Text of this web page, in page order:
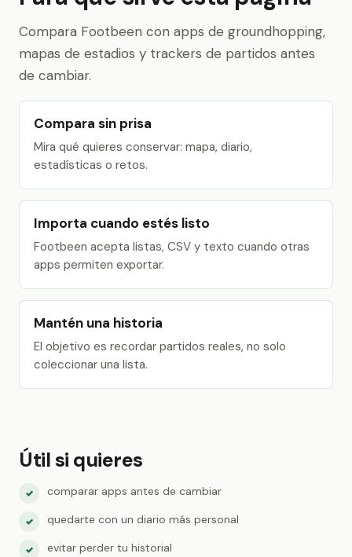
Compara Footbeen con apps de groundhopping,
mapas de estadios y trackers de partidos antes
de cambiar.
Compara sin prisa
Mira qué quieres conservar: mapa, diario,
estadísticas o retos.
Importa cuando estés listo
Footbeen acepta listas, CSV y texto cuando otras
apps permiten exportar.
Mantén una historia
El objetivo es recordar partidos reales, no solo
coleccionar una lista.
Útil si quieres
✓ comparar apps antes de cambiar
✓ quedarte con un diario más personal
✓ evitar perder tu historial